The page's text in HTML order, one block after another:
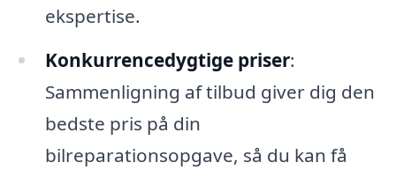
ekspertise.
Konkurrencedygtige priser:
Sammenligning af tilbud giver dig den
bedste pris på din
bilreparationsopgave, så du kan få